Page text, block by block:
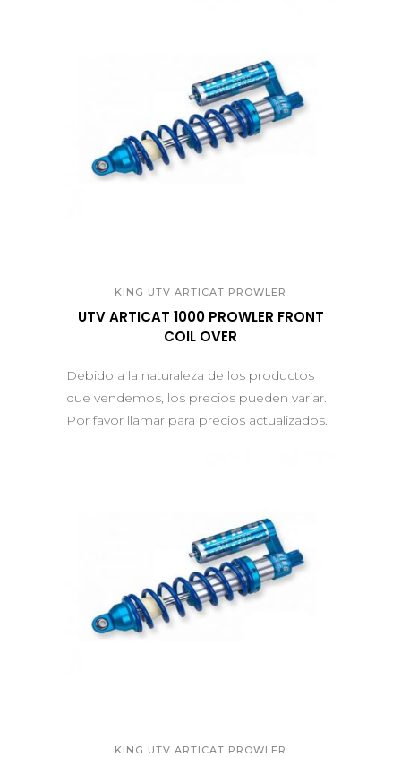
KING UTV ARTICAT PROWLER
UTV ARTICAT 1000 PROWLER FRONT
COIL OVER
Debido a la naturaleza de los productos
que vendemos, los precios pueden variar.
Por favor llamar para precios actualizados.
KING UTV ARTICAT PROWLER